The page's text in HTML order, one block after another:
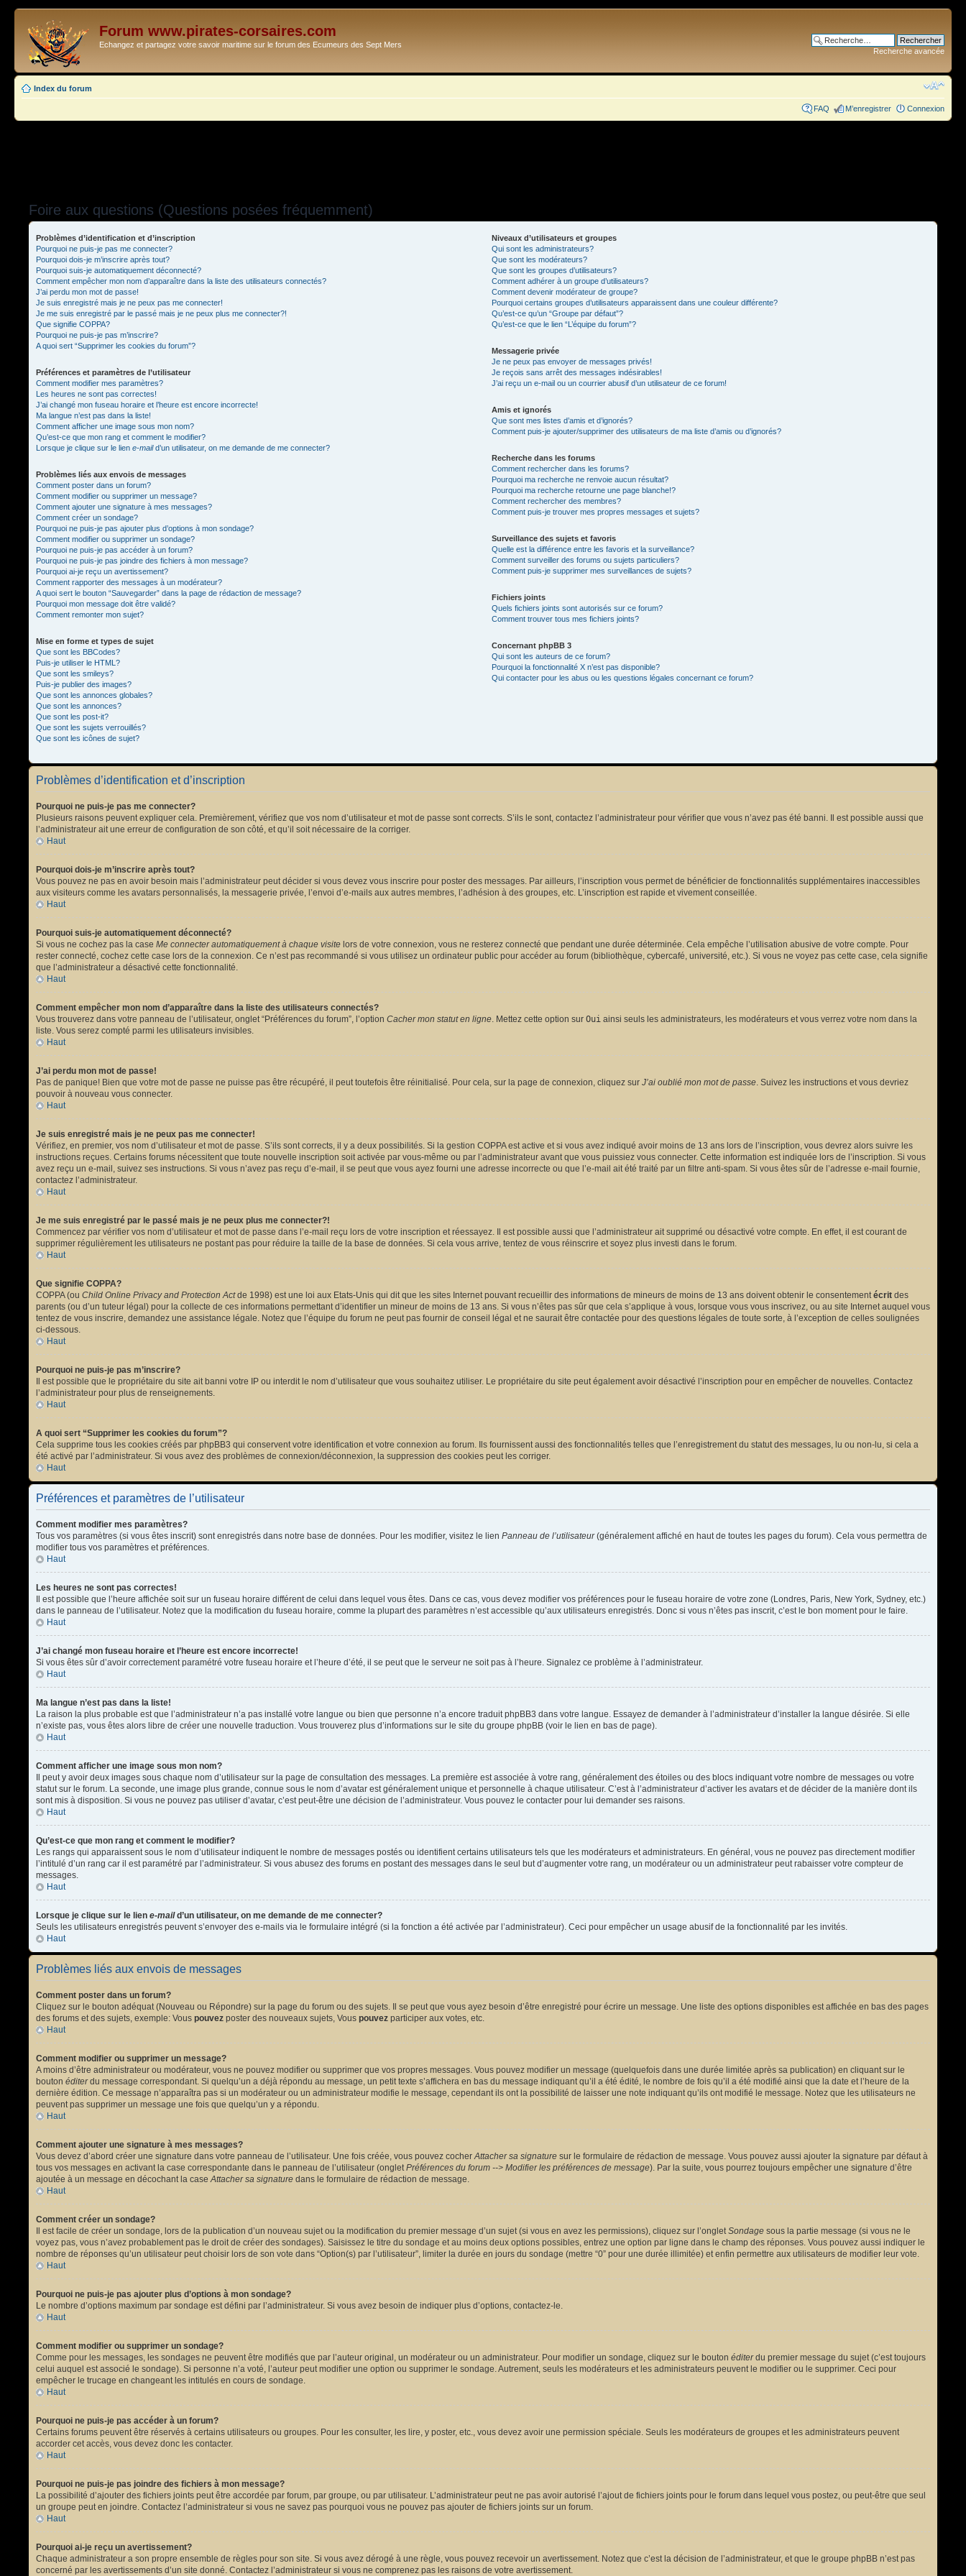
Forum www.pirates-corsaires.com
Echangez et partagez votre savoir maritime sur le forum des Ecumeurs des Sept Mers
Recherche avancée
Index du forum
FAQ M’enregistrer Connexion
Foire aux questions (Questions posées fréquemment)
Problèmes d’identification et d’inscription
Pourquoi ne puis-je pas me connecter?
Pourquoi dois-je m’inscrire après tout?
Pourquoi suis-je automatiquement déconnecté?
Comment empêcher mon nom d’apparaître dans la liste des utilisateurs connectés?
J’ai perdu mon mot de passe!
Je suis enregistré mais je ne peux pas me connecter!
Je me suis enregistré par le passé mais je ne peux plus me connecter?!
Que signifie COPPA?
Pourquoi ne puis-je pas m’inscrire?
A quoi sert “Supprimer les cookies du forum”?
Préférences et paramètres de l’utilisateur
Comment modifier mes paramètres?
Les heures ne sont pas correctes!
J’ai changé mon fuseau horaire et l’heure est encore incorrecte!
Ma langue n’est pas dans la liste!
Comment afficher une image sous mon nom?
Qu’est-ce que mon rang et comment le modifier?
Lorsque je clique sur le lien e-maild’un utilisateur, on me demande de me connecter?
Problèmes liés aux envois de messages
Comment poster dans un forum?
Comment modifier ou supprimer un message?
Comment ajouter une signature à mes messages?
Comment créer un sondage?
Pourquoi ne puis-je pas ajouter plus d’options à mon sondage?
Comment modifier ou supprimer un sondage?
Pourquoi ne puis-je pas accéder à un forum?
Pourquoi ne puis-je pas joindre des fichiers à mon message?
Pourquoi ai-je reçu un avertissement?
Comment rapporter des messages à un modérateur?
A quoi sert le bouton “Sauvegarder” dans la page de rédaction de message?
Pourquoi mon message doit être validé?
Comment remonter mon sujet?
Mise en forme et types de sujet
Que sont les BBCodes?
Puis-je utiliser le HTML?
Que sont les smileys?
Puis-je publier des images?
Que sont les annonces globales?
Que sont les annonces?
Que sont les post-it?
Que sont les sujets verrouillés?
Que sont les icônes de sujet?
Niveaux d’utilisateurs et groupes
Qui sont les administrateurs?
Que sont les modérateurs?
Que sont les groupes d’utilisateurs?
Comment adhérer à un groupe d’utilisateurs?
Comment devenir modérateur de groupe?
Pourquoi certains groupes d’utilisateurs apparaissent dans une couleur différente?
Qu’est-ce qu’un “Groupe par défaut”?
Qu’est-ce que le lien “L’équipe du forum”?
Messagerie privée
Je ne peux pas envoyer de messages privés!
Je reçois sans arrêt des messages indésirables!
J’ai reçu un e-mail ou un courrier abusif d’un utilisateur de ce forum!
Amis et ignorés
Que sont mes listes d’amis et d’ignorés?
Comment puis-je ajouter/supprimer des utilisateurs de ma liste d’amis ou d’ignorés?
Recherche dans les forums
Comment rechercher dans les forums?
Pourquoi ma recherche ne renvoie aucun résultat?
Pourquoi ma recherche retourne une page blanche!?
Comment rechercher des membres?
Comment puis-je trouver mes propres messages et sujets?
Surveillance des sujets et favoris
Quelle est la différence entre les favoris et la surveillance?
Comment surveiller des forums ou sujets particuliers?
Comment puis-je supprimer mes surveillances de sujets?
Fichiers joints
Quels fichiers joints sont autorisés sur ce forum?
Comment trouver tous mes fichiers joints?
Concernant phpBB 3
Qui sont les auteurs de ce forum?
Pourquoi la fonctionnalité X n’est pas disponible?
Qui contacter pour les abus ou les questions légales concernant ce forum?
Problèmes d’identification et d’inscription
Pourquoi ne puis-je pas me connecter?
Plusieurs raisons peuvent expliquer cela. Premièrement, vérifiez que vos nom d’utilisateur et mot de passe sont corrects. S’ils le sont, contactez l’administrateur pour vérifier que vous n’avez pas été banni. Il est possible aussi que
l’administrateur ait une erreur de configuration de son côté, et qu’il soit nécessaire de la corriger.
Haut
Pourquoi dois-je m’inscrire après tout?
Vous pouvez ne pas en avoir besoin mais l’administrateur peut décider si vous devez vous inscrire pour poster des messages. Par ailleurs, l’inscription vous permet de bénéficier de fonctionnalités supplémentaires inaccessibles
aux visiteurs comme les avatars personnalisés, la messagerie privée, l’envoi d’e-mails aux autres membres, l’adhésion à des groupes, etc. L’inscription est rapide et vivement conseillée.
Haut
Pourquoi suis-je automatiquement déconnecté?
Si vous ne cochez pas la case Me connecter automatiquement à chaque visite lors de votre connexion, vous ne resterez connecté que pendant une durée déterminée. Cela empêche l’utilisation abusive de votre compte. Pour
rester connecté, cochez cette case lors de la connexion. Ce n’est pas recommandé si vous utilisez un ordinateur public pour accéder au forum (bibliothèque, cybercafé, université, etc.). Si vous ne voyez pas cette case, cela signifie
que l’administrateur a désactivé cette fonctionnalité.
Haut
Comment empêcher mon nom d’apparaître dans la liste des utilisateurs connectés?
Vous trouverez dans votre panneau de l’utilisateur, onglet “Préférences du forum”, l’option Cacher mon statut en ligne. Mettez cette option sur Oui ainsi seuls les administrateurs, les modérateurs et vous verrez votre nom dans la
liste. Vous serez compté parmi les utilisateurs invisibles.
Haut
J’ai perdu mon mot de passe!
Pas de panique! Bien que votre mot de passe ne puisse pas être récupéré, il peut toutefois être réinitialisé. Pour cela, sur la page de connexion, cliquez sur J’ai oublié mon mot de passe. Suivez les instructions et vous devriez
pouvoir à nouveau vous connecter.
Haut
Je suis enregistré mais je ne peux pas me connecter!
Vérifiez, en premier, vos nom d’utilisateur et mot de passe. S’ils sont corrects, il y a deux possibilités. Si la gestion COPPA est active et si vous avez indiqué avoir moins de 13 ans lors de l’inscription, vous devrez alors suivre les
instructions reçues. Certains forums nécessitent que toute nouvelle inscription soit activée par vous-même ou par l’administrateur avant que vous puissiez vous connecter. Cette information est indiquée lors de l’inscription. Si vous
avez reçu un e-mail, suivez ses instructions. Si vous n’avez pas reçu d’e-mail, il se peut que vous ayez fourni une adresse incorrecte ou que l’e-mail ait été traité par un filtre anti-spam. Si vous êtes sûr de l’adresse e-mail fournie,
contactez l’administrateur.
Haut
Je me suis enregistré par le passé mais je ne peux plus me connecter?!
Commencez par vérifier vos nom d’utilisateur et mot de passe dans l’e-mail reçu lors de votre inscription et réessayez. Il est possible aussi que l’administrateur ait supprimé ou désactivé votre compte. En effet, il est courant de
supprimer régulièrement les utilisateurs ne postant pas pour réduire la taille de la base de données. Si cela vous arrive, tentez de vous réinscrire et soyez plus investi dans le forum.
Haut
Que signifie COPPA?
COPPA (ou Child Online Privacy and Protection Actde 1998) est une loi aux Etats-Unis qui dit que les sites Internet pouvant recueillir des informations de mineurs de moins de 13 ans doivent obtenir le consentementécrit des
parents (ou d’un tuteur légal) pour la collecte de ces informations permettant d’identifier un mineur de moins de 13 ans. Si vous n’êtes pas sûr que cela s’applique à vous, lorsque vous vous inscrivez, ou au site Internet auquel vous
tentez de vous inscrire, demandez une assistance légale. Notez que l’équipe du forum ne peut pas fournir de conseil légal et ne saurait être contactée pour des questions légales de toute sorte, à l’exception de celles soulignées
ci-dessous.
Haut
Pourquoi ne puis-je pas m’inscrire?
Il est possible que le propriétaire du site ait banni votre IP ou interdit le nom d’utilisateur que vous souhaitez utiliser. Le propriétaire du site peut également avoir désactivé l’inscription pour en empêcher de nouvelles. Contactez
l’administrateur pour plus de renseignements.
Haut
A quoi sert “Supprimer les cookies du forum”?
Cela supprime tous les cookies créés par phpBB3 qui conservent votre identification et votre connexion au forum. Ils fournissent aussi des fonctionnalités telles que l’enregistrement du statut des messages, lu ou non-lu, si cela a
été activé par l’administrateur. Si vous avez des problèmes de connexion/déconnexion, la suppression des cookies peut les corriger.
Haut
Préférences et paramètres de l’utilisateur
Comment modifier mes paramètres?
Tous vos paramètres (si vous êtes inscrit) sont enregistrés dans notre base de données. Pour les modifier, visitez le lien Panneau de l’utilisateur(généralement affiché en haut de toutes les pages du forum). Cela vous permettra de
modifier tous vos paramètres et préférences.
Haut
Les heures ne sont pas correctes!
Il est possible que l’heure affichée soit sur un fuseau horaire différent de celui dans lequel vous êtes. Dans ce cas, vous devez modifier vos préférences pour le fuseau horaire de votre zone (Londres, Paris, New York, Sydney, etc.)
dans le panneau de l’utilisateur. Notez que la modification du fuseau horaire, comme la plupart des paramètres n’est accessible qu’aux utilisateurs enregistrés. Donc si vous n’êtes pas inscrit, c’est le bon moment pour le faire.
Haut
J’ai changé mon fuseau horaire et l’heure est encore incorrecte!
Si vous êtes sûr d’avoir correctement paramétré votre fuseau horaire et l’heure d’été, il se peut que le serveur ne soit pas à l’heure. Signalez ce problème à l’administrateur.
Haut
Ma langue n’est pas dans la liste!
La raison la plus probable est que l’administrateur n’a pas installé votre langue ou bien que personne n’a encore traduit phpBB3 dans votre langue. Essayez de demander à l’administrateur d’installer la langue désirée. Si elle
n’existe pas, vous êtes alors libre de créer une nouvelle traduction. Vous trouverez plus d’informations sur le site du groupe phpBB (voir le lien en bas de page).
Haut
Comment afficher une image sous mon nom?
Il peut y avoir deux images sous chaque nom d’utilisateur sur la page de consultation des messages. La première est associée à votre rang, généralement des étoiles ou des blocs indiquant votre nombre de messages ou votre
statut sur le forum. La seconde, une image plus grande, connue sous le nom d’avatar est généralement unique et personnelle à chaque utilisateur. C’est à l’administrateur d’activer les avatars et de décider de la manière dont ils
sont mis à disposition. Si vous ne pouvez pas utiliser d’avatar, c’est peut-être une décision de l’administrateur. Vous pouvez le contacter pour lui demander ses raisons.
Haut
Qu’est-ce que mon rang et comment le modifier?
Les rangs qui apparaissent sous le nom d’utilisateur indiquent le nombre de messages postés ou identifient certains utilisateurs tels que les modérateurs et administrateurs. En général, vous ne pouvez pas directement modifier
l’intitulé d’un rang car il est paramétré par l’administrateur. Si vous abusez des forums en postant des messages dans le seul but d’augmenter votre rang, un modérateur ou un administrateur peut rabaisser votre compteur de
messages.
Haut
Lorsque je clique sur le lien e-maild’un utilisateur, on me demande de me connecter?
Seuls les utilisateurs enregistrés peuvent s’envoyer des e-mails via le formulaire intégré (si la fonction a été activée par l’administrateur). Ceci pour empêcher un usage abusif de la fonctionnalité par les invités.
Haut
Problèmes liés aux envois de messages
Comment poster dans un forum?
Cliquez sur le bouton adéquat (Nouveau ou Répondre) sur la page du forum ou des sujets. Il se peut que vous ayez besoin d’être enregistré pour écrire un message. Une liste des options disponibles est affichée en bas des pages
des forums et des sujets, exemple: Vous pouvez poster des nouveaux sujets, Vous pouvez participer aux votes, etc.
Haut
Comment modifier ou supprimer un message?
A moins d’être administrateur ou modérateur, vous ne pouvez modifier ou supprimer que vos propres messages. Vous pouvez modifier un message (quelquefois dans une durée limitée après sa publication) en cliquant sur le
bouton éditerdu message correspondant. Si quelqu’un a déjà répondu au message, un petit texte s’affichera en bas du message indiquant qu’il a été édité, le nombre de fois qu’il a été modifié ainsi que la date et l’heure de la
dernière édition. Ce message n’apparaîtra pas si un modérateur ou un administrateur modifie le message, cependant ils ont la possibilité de laisser une note indiquant qu’ils ont modifié le message. Notez que les utilisateurs ne
peuvent pas supprimer un message une fois que quelqu’un y a répondu.
Haut
Comment ajouter une signature à mes messages?
Vous devez d’abord créer une signature dans votre panneau de l’utilisateur. Une fois créée, vous pouvez cocherAttacher sa signature sur le formulaire de rédaction de message. Vous pouvez aussi ajouter la signature par défaut à
tous vos messages en activant la case correspondante dans le panneau de l’utilisateur (ongletPréférences du forum --> Modifier les préférences de message). Par la suite, vous pourrez toujours empêcher une signature d’être
ajoutée à un message en décochant la caseAttacher sa signature dans le formulaire de rédaction de message.
Haut
Comment créer un sondage?
Il est facile de créer un sondage, lors de la publication d’un nouveau sujet ou la modification du premier message d’un sujet (si vous en avez les permissions), cliquez sur l’ongletSondage sous la partie message (si vous ne le
voyez pas, vous n’avez probablement pas le droit de créer des sondages). Saisissez le titre du sondage et au moins deux options possibles, entrez une option par ligne dans le champ des réponses. Vous pouvez aussi indiquer le
nombre de réponses qu’un utilisateur peut choisir lors de son vote dans “Option(s) par l’utilisateur”, limiter la durée en jours du sondage (mettre “0” pour une durée illimitée) et enfin permettre aux utilisateurs de modifier leur vote.
Haut
Pourquoi ne puis-je pas ajouter plus d’options à mon sondage?
Le nombre d’options maximum par sondage est défini par l’administrateur. Si vous avez besoin de indiquer plus d’options, contactez-le.
Haut
Comment modifier ou supprimer un sondage?
Comme pour les messages, les sondages ne peuvent être modifiés que par l’auteur original, un modérateur ou un administrateur. Pour modifier un sondage, cliquez sur le bouton éditerdu premier message du sujet (c’est toujours
celui auquel est associé le sondage). Si personne n’a voté, l’auteur peut modifier une option ou supprimer le sondage. Autrement, seuls les modérateurs et les administrateurs peuvent le modifier ou le supprimer. Ceci pour
empêcher le trucage en changeant les intitulés en cours de sondage.
Haut
Pourquoi ne puis-je pas accéder à un forum?
Certains forums peuvent être réservés à certains utilisateurs ou groupes. Pour les consulter, les lire, y poster, etc., vous devez avoir une permission spéciale. Seuls les modérateurs de groupes et les administrateurs peuvent
accorder cet accès, vous devez donc les contacter.
Haut
Pourquoi ne puis-je pas joindre des fichiers à mon message?
La possibilité d’ajouter des fichiers joints peut être accordée par forum, par groupe, ou par utilisateur. L’administrateur peut ne pas avoir autorisé l’ajout de fichiers joints pour le forum dans lequel vous postez, ou peut-être que seul
un groupe peut en joindre. Contactez l’administrateur si vous ne savez pas pourquoi vous ne pouvez pas ajouter de fichiers joints sur un forum.
Haut
Pourquoi ai-je reçu un avertissement?
Chaque administrateur a son propre ensemble de règles pour son site. Si vous avez dérogé à une règle, vous pouvez recevoir un avertissement. Notez que c’est la décision de l’administrateur, et que le groupe phpBB n’est pas
concerné par les avertissements d’un site donné. Contactez l’administrateur si vous ne comprenez pas les raisons de votre avertissement.